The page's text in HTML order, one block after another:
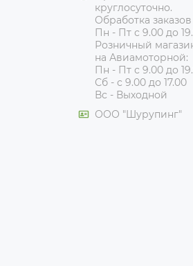
круглосуточно.
Обработка заказов
Пн - Пт с 9.00 до
Розничный
на Авиамоторной:
Пн - Пт с 9.00 до
Сб - с 9.00 до 17.00
Вс - Выходной
ООО "Шурупинг"